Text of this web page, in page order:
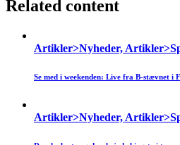
Related content
Artikler>Nyheder,
Se med i weekenden: Live fra B-stævnet i
Artikler>Nyheder,